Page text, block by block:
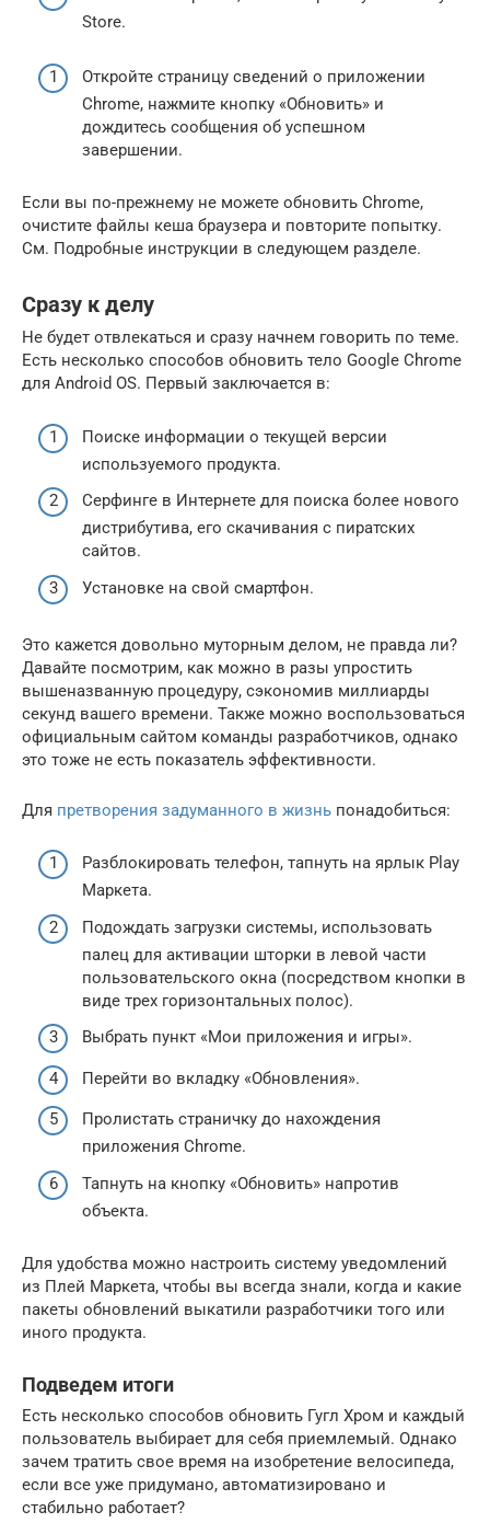
Store.
Откройте страницу сведений о приложении
Chrome, нажмите кнопку «Обновить» и
дождитесь сообщения об успешном
завершении.
Если вы по-прежнему не можете обновить Chrome,
очистите файлы кеша браузера и повторите попытку.
См. Подробные инструкции в следующем разделе.
Сразу к делу
Не будет отвлекаться и сразу начнем говорить по теме.
Есть несколько способов обновить тело Google Chrome
для Android OS. Первый заключается в:
Поиске информации о текущей версии
используемого продукта.
Серфинге в Интернете для поиска более нового
дистрибутива, его скачивания с пиратских
сайтов.
Установке на свой смартфон.
Это кажется довольно муторным делом, не правда ли?
Давайте посмотрим, как можно в разы упростить
вышеназванную процедуру, сэкономив миллиарды
секунд вашего времени. Также можно воспользоваться
официальным сайтом команды разработчиков, однако
это тоже не есть показатель эффективности.
Для претворения задуманного в жизнь понадобиться:
Разблокировать телефон, тапнуть на ярлык Play
Маркета.
Подождать загрузки системы, использовать
палец для активации шторки в левой части
пользовательского окна (посредством кнопки в
виде трех горизонтальных полос).
Выбрать пункт «Мои приложения и игры».
Перейти во вкладку «Обновления».
Пролистать страничку до нахождения
приложения Chrome.
Тапнуть на кнопку «Обновить» напротив
объекта.
Для удобства можно настроить систему уведомлений
из Плей Маркета, чтобы вы всегда знали, когда и какие
пакеты обновлений выкатили разработчики того или
иного продукта.
Подведем итоги
Есть несколько способов обновить Гугл Хром и каждый
пользователь выбирает для себя приемлемый. Однако
зачем тратить свое время на изобретение велосипеда,
если все уже придумано, автоматизировано и
стабильно работает?